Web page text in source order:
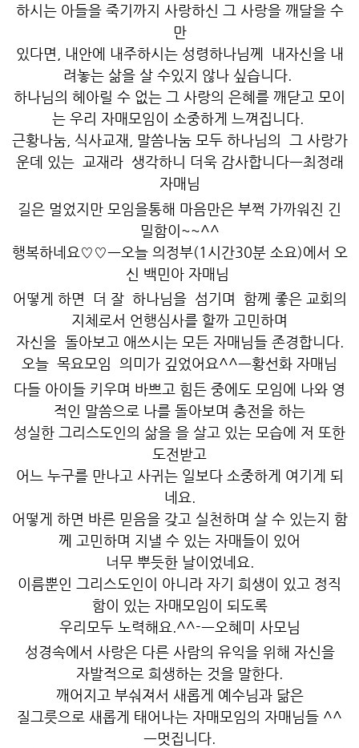
하시는 아들을 죽기까지 사랑하신 그 사랑을 깨달을 수
만
있다면, 내안에 내주하시는 성령하나님께 내자신을 내
려놓는 삶을 살 수있지 않나 싶습니다.
하나님의 헤아릴 수 없는 그 사랑의 은혜를 깨닫고 모이
는 우리 자매모임이 소중하게 느껴집니다.
근황나눔, 식사교재, 말씀나눔 모두 하나님의 그 사랑가
운데 있는 교재라 생각하니 더욱 감사합니다ㅡ최정래
자매님
길은 멀었지만 모임을통해 마음만은 부쩍 가까워진 긴
밀함이~~^^
행복하네요♡♡ㅡ오늘 의정부(1시간30분 소요)에서 오
신 백민아 자매님
어떻게 하면 더 잘 하나님을 섬기며 함께 좋은 교회의
지체로서 언행심사를 할까 고민하며
자신을 돌아보고 애쓰시는 모든 자매님들 존경합니다.
오늘 목요모임 의미가 깊었어요^^ㅡ황선화 자매님
다들 아이들 키우며 바쁘고 힘든 중에도 모임에 나와 영
적인 말씀으로 나를 돌아보며 충전을 하는
성실한 그리스도인의 삶을 을 살고 있는 모습에 저 또한
도전받고
어느 누구를 만나고 사귀는 일보다 소중하게 여기게 되
네요.
어떻게 하면 바른 믿음을 갖고 실천하며 살 수 있는지 함
께 고민하며 지낼 수 있는 자매들이 있어
너무 뿌듯한 날이었네요.
이름뿐인 그리스도인이 아니라 자기 희생이 있고 정직
함이 있는 자매모임이 되도록
우리모두 노력해요.^^-ㅡ오혜미 사모님
성경속에서 사랑은 다른 사람의 유익을 위해 자신을
자발적으로 희생하는 것을 말한다.
깨어지고 부숴져서 새롭게 예수님과 닮은
질그릇으로 새롭게 태어나는 자매모임의 자매님들 ^^
ㅡ멋집니다.